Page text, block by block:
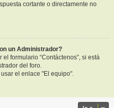
cortante o directamente no
un Administrador?
formulario “Contáctenos”, si está
del foro.
el enlace "El equipo".